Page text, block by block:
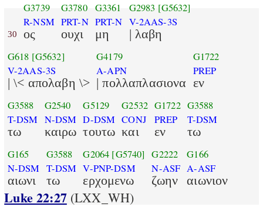
30
G3739
R-NSM
ος
G3780
PRT-N
ουχι
G3361
PRT-N
μη
G2983 [G5632]
V-2AAS-3S
| λαβη
G618 [G5632]
V-2AAS-3S
| \< απολαβη \>
G4179
A-APN
| πολλαπλασιονα
G1722
PREP
εν
G3588
T-DSM
τω
G2540
N-DSM
καιρω
G5129
D-DSM
τουτω
G2532
CONJ
και
G1722
PREP
εν
G3588
T-DSM
τω
G165
N-DSM
αιωνι
G3588
T-DSM
τω
G2064 [G5740]
V-PNP-DSM
ερχομενω
G2222
N-ASF
ζωην
G166
A-ASF
αιωνιον
Luke 22:27(LXX_WH)